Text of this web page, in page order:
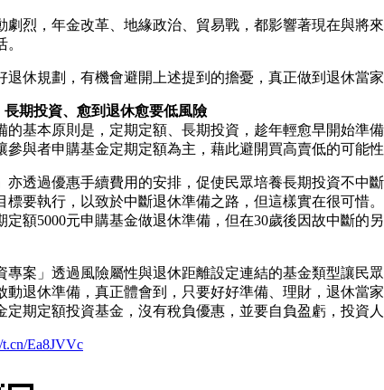
劇烈，年金改革、地緣政治、貿易戰，都影響著現在與
退休規劃，有機會避開上述提到的擔憂，真正做到退休當
期投資、愈到退休愈要低風險
的基本原則是，定期定額、長期投資，趁年輕愈早開始準
參與者申購基金定期定額為主，藉此避開買高賣低的可能
亦透過優惠手續費用的安排，促使民眾培養長期投資不
標要執行，以致於中斷退休準備之路，但這樣實在很可惜
定額5000元申購基金做退休準備，但在30歲後因故中斷
專案」透過風險屬性與退休距離設定連結的基金類型讓
動退休準備，真正體會到，只要好好準備、理財，退休
期定額投資基金，沒有稅負優惠，並要自負盈虧，投資人
t.cn/Ea8JVVc